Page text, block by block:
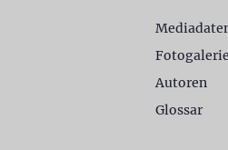
Autoren
Glossar